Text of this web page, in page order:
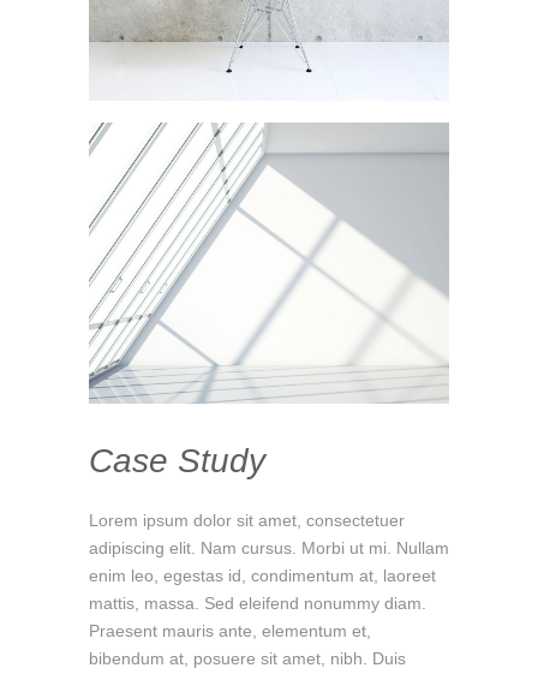
Case Study
Lorem ipsum dolor sit amet, consectetuer
adipiscing elit. Nam cursus. Morbi ut mi. Nullam
enim leo, egestas id, condimentum at, laoreet
mattis, massa. Sed eleifend nonummy diam.
Praesent mauris ante, elementum et,
bibendum at, posuere sit amet, nibh. Duis